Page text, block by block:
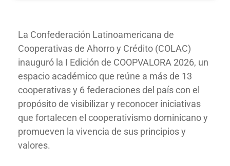
La Confederación Latinoamericana de
Cooperativas de Ahorro y Crédito (COLAC)
inauguró la I Edición de COOPVALORA 2026, un
espacio académico que reúne a más de 13
cooperativas y 6 federaciones del país con el
propósito de visibilizar y reconocer iniciativas
que fortalecen el cooperativismo dominicano y
promueven la vivencia de sus principios y
valores.